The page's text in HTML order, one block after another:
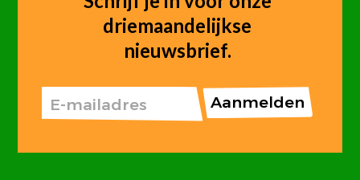
driemaandelijkse
nieuwsbrief.